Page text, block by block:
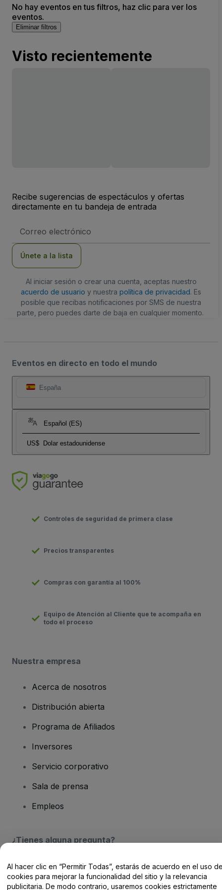
No hay eventos en tus filtros, haz clic para ver los
eventos.
Eliminar filtros
Visto recientemente
Recibe sugerencias de espectáculos y ofertas
directamente en tu bandeja de entrada
de
Únete a la lista
Al iniciar sesión o crear una cuenta, aceptas nuestro
acuerdo de usuario y nuestra política de privacidad. Es
posible que recibas notificaciones por SMS de nuestra
parte, pero puedes darte de baja en cualquier momento.
Eventos en directo en todo el mundo
España
Español (ES)
US$ Dolar estadounidense
Controles de seguridad de primera clase
Precios transparentes
Compras con garantía al 100%
Equipo de Atención al Cliente que te acompaña en
todo el proceso
Nuestra empresa
Acerca de nosotros
Distribución abierta
Programa de Afiliados
Inversores
Servicio corporativo
Sala de prensa
Empleos
¿Tienes alguna pregunta?
Centro de Ayuda / Contacto
Al hacer clic en “Permitir Todas”, estarás de acuerdo en el uso
cookies para mejorar la funcionalidad del sitio y la relevancia
publicitaria. De modo contrario, usaremos cookies estrictamente